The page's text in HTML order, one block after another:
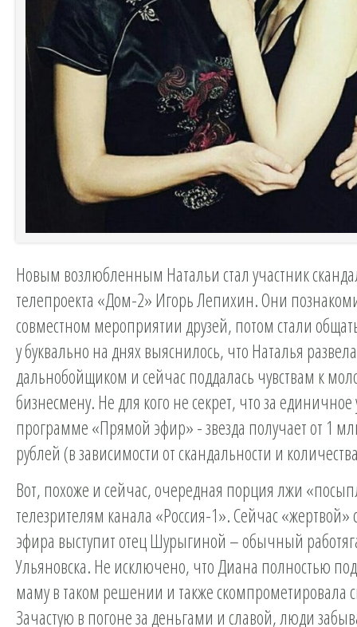
Новым возлюбленным Натальи стал участник
телепроекта «Дом-2» Игорь Лепихин. Они
совместном мероприятии друзей, потом стали
у буквально на днях выяснилось, что Наталья
дальнобойщиком и сейчас поддалась чувствам к
бизнесмену. Не для кого не секрет, что за единичное
программе «Прямой эфир» - звезда получает от 1
рублей (в зависимости от скандальности и
Вот, похоже и сейчас, очередная порция лжи
телезрителям канала «Россия-1». Сейчас «жертвой»
эфира выступит отец Шурыгиной – обычный
Ульяновска. Не исключено, что Диана полностью
маму в таком решении и также скомпрометировала
Зачастую в погоне за деньгами и славой, люди